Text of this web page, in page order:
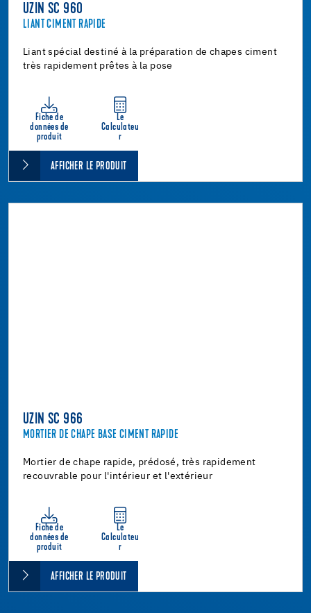
UZIN SC 960
LIANT CIMENT RAPIDE
Liant spécial destiné à la préparation de chapes ciment
très rapidement prêtes à la pose
Fiche de
données de
produit
Le
Calculateu
r
AFFICHER LE PRODUIT
UZIN SC 966
MORTIER DE CHAPE BASE CIMENT RAPIDE
Mortier de chape rapide, prédosé, très rapidement
recouvrable pour l'intérieur et l'extérieur
Fiche de
données de
produit
Le
Calculateu
r
AFFICHER LE PRODUIT